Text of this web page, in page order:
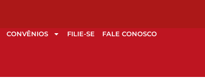
CONVÊNIOS FILIE-SE FALE CONOSCO